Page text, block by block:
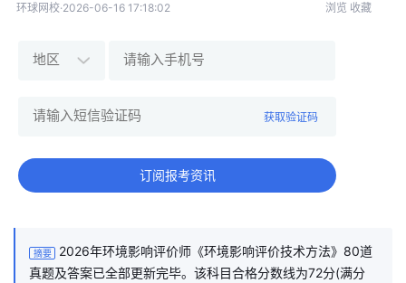
环球网校·2026-06-16 17:18:02 浏览 收藏
获取验证码
订阅报考资讯
摘要
2026年环境影响评价师《环境影响评价技术方法》80道
真题及答案已全部更新完毕。该科目合格分数线为72分(满分